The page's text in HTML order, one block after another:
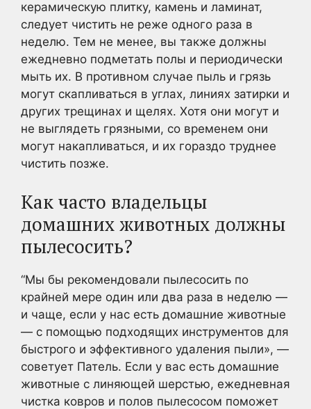
керамическую плитку, камень и ламинат,
следует чистить не реже одного раза в
неделю. Тем не менее, вы также должны
ежедневно подметать полы и периодически
мыть их. В противном случае пыль и грязь
могут скапливаться в углах, линиях затирки и
других трещинах и щелях. Хотя они могут и
не выглядеть грязными, со временем они
могут накапливаться, и их гораздо труднее
чистить позже.
Как часто владельцы
домашних животных должны
пылесосить?
“Мы бы рекомендовали пылесосить по
крайней мере один или два раза в неделю —
и чаще, если у нас есть домашние животные
— с помощью подходящих инструментов для
быстрого и эффективного удаления пыли», —
советует Патель. Если у вас есть домашние
животные с линяющей шерстью, ежедневная
чистка ковров и полов пылесосом поможет